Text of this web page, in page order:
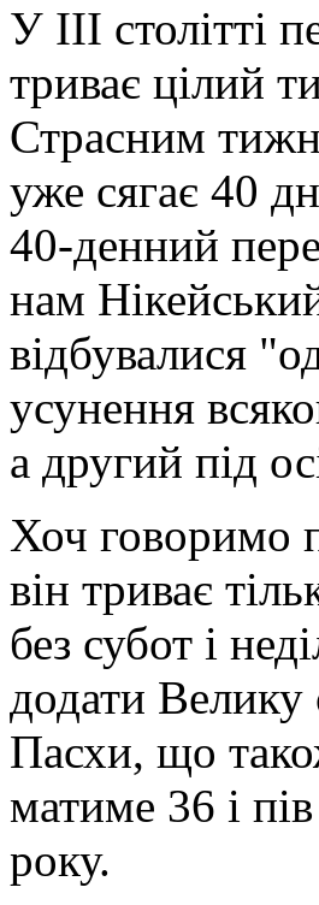
У ІІІ столітті
триває цілий
Страсним
уже сягає 40
40-денний
нам
відбувалися
усунення
а другий під
Хоч говоримо
він триває
без субот і
додати Велику
Пасхи, що
матиме 36 і
року.